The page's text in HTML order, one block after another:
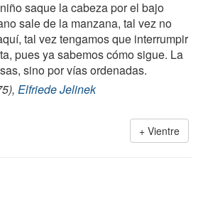
saque la cabeza por el bajo
sale de la manzana, tal vez no
tal vez tengamos que interrumpir
pues ya sabemos cómo sigue. La
sino por vías ordenadas.
Elfriede Jelinek
Vientre